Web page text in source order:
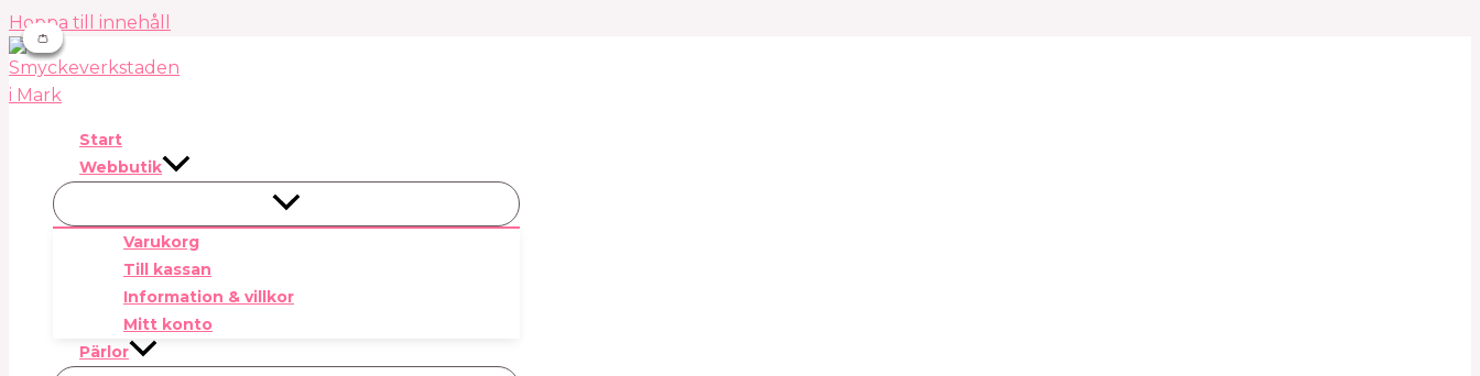
Hoppa till innehåll
Start
Webbutik
Varukorg
Till kassan
Information & villkor
Mitt konto
Pärlor
👛
👛
👛
👛